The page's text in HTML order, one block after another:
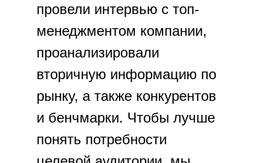
провели интервью с топ-
менеджментом компании,
проанализировали
вторичную информацию по
рынку, а также конкурентов
и бенчмарки. Чтобы лучше
понять потребности